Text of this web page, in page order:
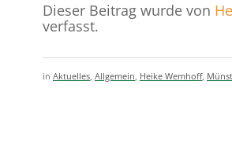
Dieser Beitrag wurde von
verfasst.
in Aktuelles, Allgemein, Heike Wemhoff,